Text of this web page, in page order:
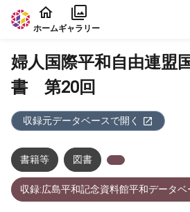
本文に飛ぶ
ホームギャラリー
婦人国際平和自由連盟
書 第20回
収録元データベースで開く
書籍等 図書
収録:広島平和記念資料館平和データベ